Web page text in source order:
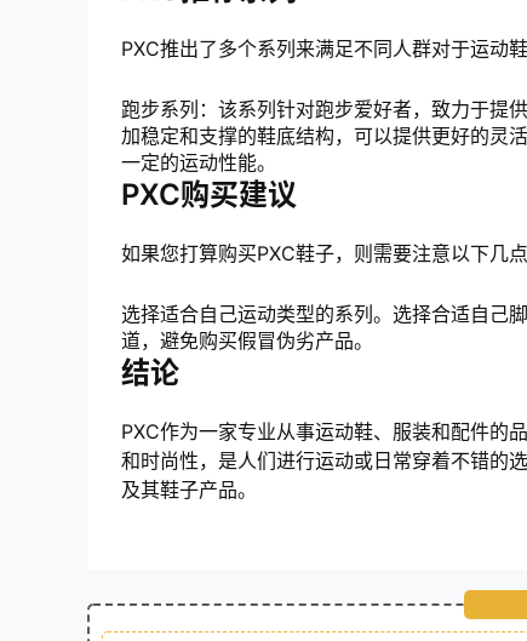
PXC推出了多个系列来满足不同人群对于运动鞋
跑步系列：该系列针对跑步爱好者，致力于提
加稳定和支撑的鞋底结构，可以提供更好的灵
一定的运动性能。
PXC购买建议
如果您打算购买PXC鞋子，则需要注意以下几点
选择适合自己运动类型的系列。选择合适自己
道，避免购买假冒伪劣产品。
结论
PXC作为一家专业从事运动鞋、服装和配件的
和时尚性，是人们进行运动或日常穿着不错的
及其鞋子产品。